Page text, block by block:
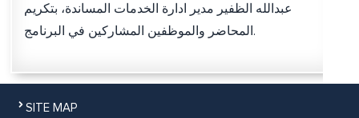
عبدالله الظفير مدير ادارة الخدمات المساندة، بتكريم
المحاضر والموظفين المشاركين في البرنامج.
SITE MAP